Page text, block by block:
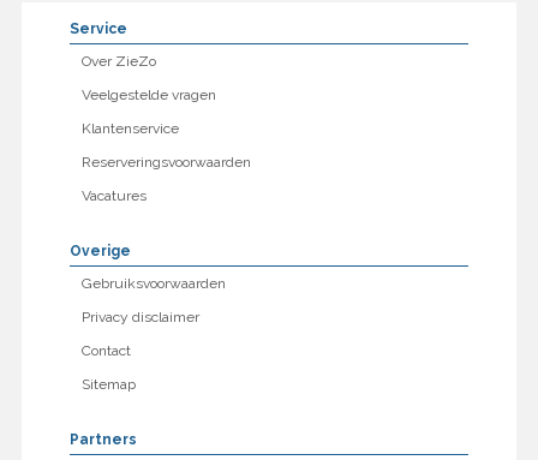
Service
Over ZieZo
Veelgestelde vragen
Klantenservice
Reserveringsvoorwaarden
Vacatures
Overige
Gebruiksvoorwaarden
Privacy disclaimer
Contact
Sitemap
Partners